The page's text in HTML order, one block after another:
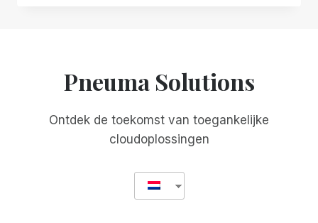
WONEN
BLINDEN
Pneuma Solutions
Ontdek de toekomst van toegankelijke
cloudoplossingen